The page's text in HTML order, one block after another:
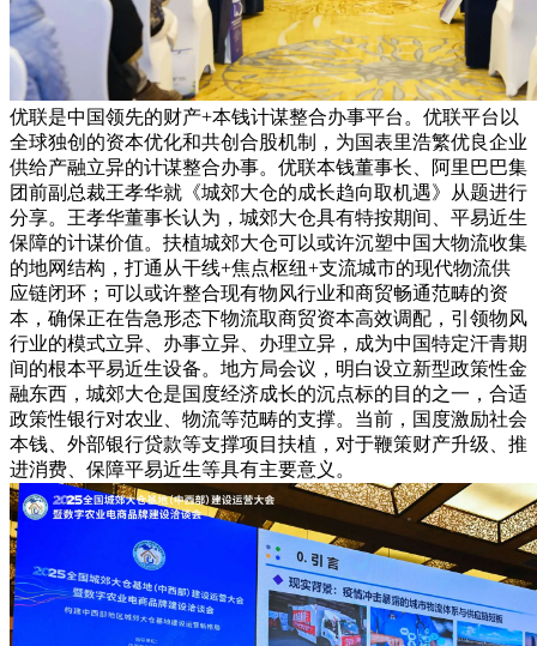
优联是中国领先的财产+本钱计谋整合办事平台。优联平台以
全球独创的资本优化和共创合股机制，为国表里浩繁优良企业
供给产融立异的计谋整合办事。优联本钱董事长、阿里巴巴集
团前副总裁王孝华就《城郊大仓的成长趋向取机遇》从题进行
分享。王孝华董事长认为，城郊大仓具有特按期间、平易近生
保障的计谋价值。扶植城郊大仓可以或许沉塑中国大物流收集
的地网结构，打通从干线+焦点枢纽+支流城市的现代物流供
应链闭环；可以或许整合现有物风行业和商贸畅通范畴的资
本，确保正在告急形态下物流取商贸资本高效调配，引领物风
行业的模式立异、办事立异、办理立异，成为中国特定汗青期
间的根本平易近生设备。地方局会议，明白设立新型政策性金
融东西，城郊大仓是国度经济成长的沉点标的目的之一，合适
政策性银行对农业、物流等范畴的支撑。当前，国度激励社会
本钱、外部银行贷款等支撑项目扶植，对于鞭策财产升级、推
进消费、保障平易近生等具有主要意义。